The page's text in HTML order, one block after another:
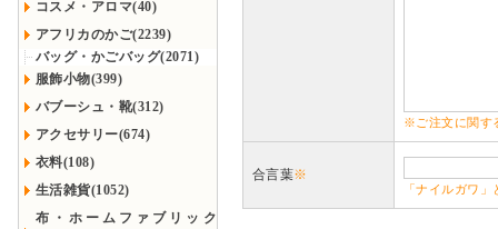
コスメ・アロマ(40)
アフリカのかご(2239)
バッグ・かごバッグ(2071)
服飾小物(399)
バブーシュ・靴(312)
アクセサリー(674)
衣料(108)
生活雑貨(1052)
布・ホームファブリック
※ご注文に関す
合言葉※
「ナイルガワ